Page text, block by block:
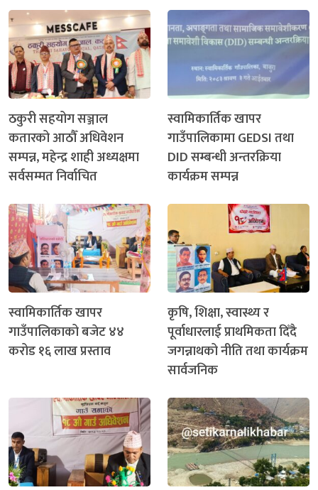
ठकुरी सहयोग सञ्जाल
कतारको आठौँ अधिवेशन
सम्पन्न, महेन्द्र शाही अध्यक्षमा
सर्वसम्मत निर्वाचित
स्वामिकार्तिक खापर
गाउँपालिकामा GEDSI तथा
DID सम्बन्धी अन्तरक्रिया
कार्यक्रम सम्पन्न
स्वामिकार्तिक खापर
गाउँपालिकाको बजेट ४४
करोड १६ लाख प्रस्ताव
कृषि, शिक्षा, स्वास्थ्य र
पूर्वाधारलाई प्राथमिकता दिँदै
जगन्नाथको नीति तथा कार्यक्रम
सार्वजनिक